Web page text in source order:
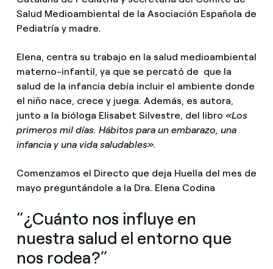
Salud Medioambiental de la Asociación Española de
Pediatría y madre.
Elena, centra su trabajo en la salud medioambiental
materno-infantil, ya que se percató de que la
salud de la infancia debía incluir el ambiente donde
el niño nace, crece y juega. Además, es autora,
junto a la bióloga Elisabet Silvestre, del libro «Los
primeros mil días. Hábitos para un embarazo, una
infancia y una vida saludables».
Comenzamos el Directo que deja Huella del mes de
mayo preguntándole a la Dra. Elena Codina
“¿Cuánto nos influye en
nuestra salud el entorno que
nos rodea?”